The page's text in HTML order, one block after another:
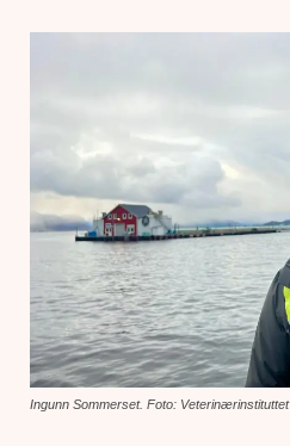
Ingunn Sommerset. Foto: Veterinærinstituttet